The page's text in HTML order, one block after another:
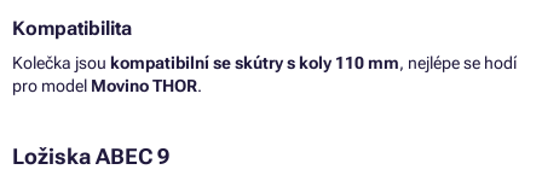
Kompatibilita
Kolečka jsou kompatibilní se skútry s koly 110 mm, nejlépe se hodí
pro model Movino THOR.
Ložiska ABEC 9